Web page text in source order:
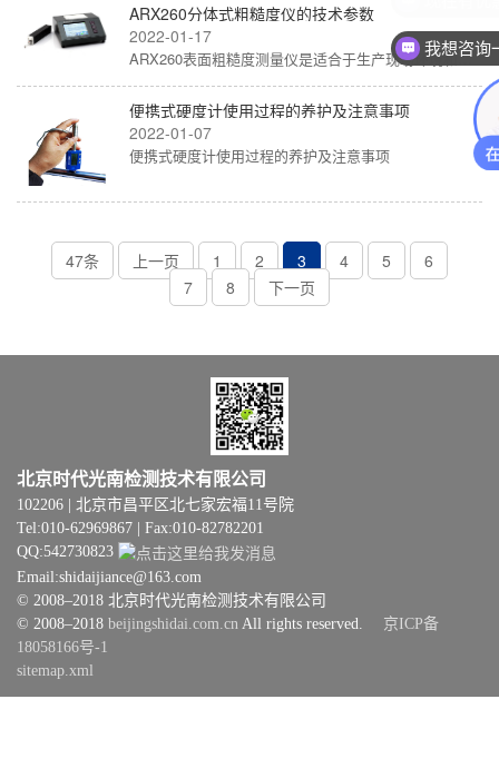
ARX260分体式粗糙度仪的技术参数
2022-01-17
ARX260表面粗糙度测量仪是适合于生产现场环境和移动测量需要的一种便携式仪器，可测量多种机加工零件的表面粗糙度
便携式硬度计使用过程的养护及注意事项
2022-01-07
便携式硬度计使用过程的养护及注意事项
47条 上一页 1 2 3 4 5
6
7
8 下一页
北京时代光南检测技术有限公司
102206 | 北京市昌平区北七家宏福11号院
Tel:010-62969867 | Fax:010-82782201
QQ:542730823
Email:shidaijiance@163.com
© 2008–2018 北京时代光南检测技术有限公司
© 2008–2018 beijingshidai.com.cn All rights reserved. 京ICP备
18058166号-1
sitemap.xml
我想咨询